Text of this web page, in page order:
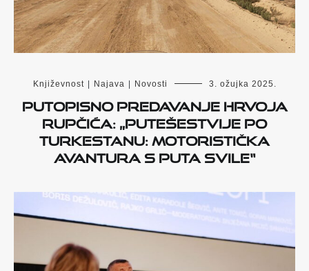
Književnost Najava Novosti 3. ožujka 2025.
Putopisno predavanje Hrvoja
Rupčića: „Putešestvije po
Turkestanu: motoristička
avantura s Puta svile“